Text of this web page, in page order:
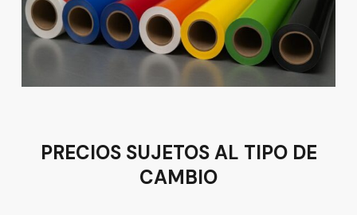
Av del Astillero 129 Centro bodeguero Las Trojes León,
Guanajuato
Tel:(477) 776 8994
Términos y condiciones
PRECIOS SUJETOS AL TIPO DE
CAMBIO